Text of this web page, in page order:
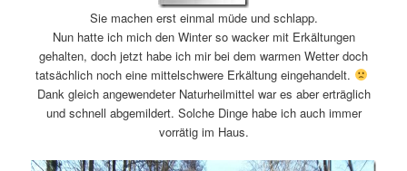
Sie machen erst einmal müde und schlapp.
Nun hatte ich mich den Winter so wacker mit Erkältungen
gehalten, doch jetzt habe ich mir bei dem warmen Wetter doch
tatsächlich noch eine mittelschwere Erkältung eingehandelt.
Dank gleich angewendeter Naturheilmittel war es aber erträglich
und schnell abgemildert. Solche Dinge habe ich auch immer
vorrätig im Haus.